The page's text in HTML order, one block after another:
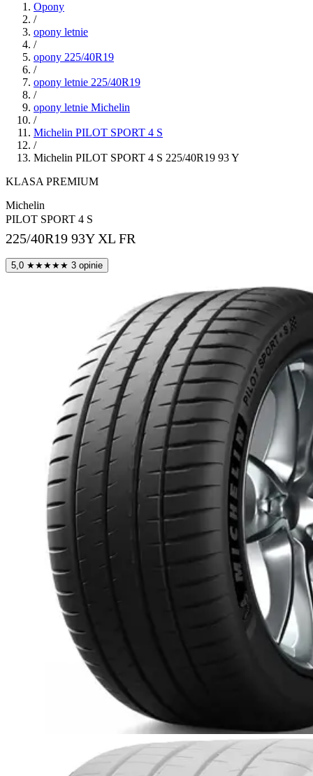
Opony
/
opony letnie
/
opony 225/40R19
/
opony letnie 225/40R19
/
opony letnie Michelin
/
Michelin PILOT SPORT 4 S
/
Michelin PILOT SPORT 4 S 225/40R19 93 Y
KLASA PREMIUM
Michelin
PILOT SPORT 4 S
225/40R19 93Y XL FR
5,0 ★★★★★ 3 opinie